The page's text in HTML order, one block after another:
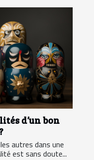
d’un bon
autres dans une
est sans doute...